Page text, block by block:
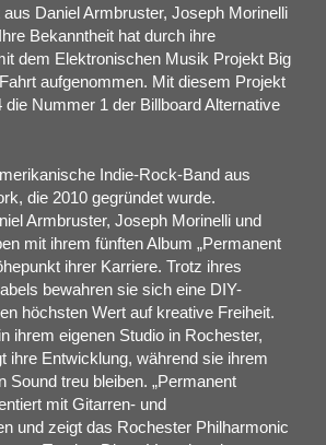
Daniel Armbruster, Joseph Morinelli
Bekanntheit hat durch ihre
dem Elektronischen Musik Projekt Big
aufgenommen. Mit diesem Projekt
die Nummer 1 der Billboard Alternative
Indie-Rock-Band aus
die 2010 gegründet wurde.
Armbruster, Joseph Morinelli und
mit ihrem fünften Album „Permanent
ihrer Karriere. Trotz ihres
bewahren sie sich eine DIY-
höchsten Wert auf kreative Freiheit.
ihrem eigenen Studio in Rochester,
ihre Entwicklung, während sie ihrem
Sound treu bleiben. „Permanent
mit Gitarren- und
und zeigt das Rochester Philharmonic